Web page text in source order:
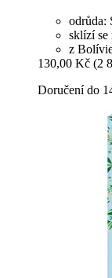
odrůda:
sklízí se
z
130,00 Kč (2
Doručení do